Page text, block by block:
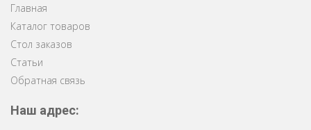
Главная
Каталог товаров
Стол заказов
Статьи
Обратная связь
Наш адрес: